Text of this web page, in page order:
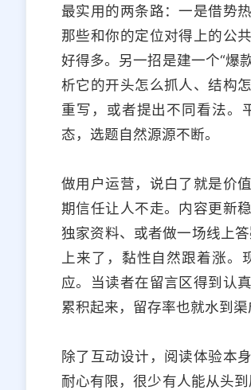
最实用的两条路：一是借势
那些和你的定位对得上的公
好得多。另一招是建一个“爆
析它的开头怎么抓人、结构
重写，或者提出不同看法。
态，选题自然源源不断。
做用户运营，说白了就是价
期信任让人不走。内容更新
独家资料、或者做一场线上
上来了，黏性自然跟着涨
应。当读者在留言区得到认
累积起来，留存率也就水到渠
除了互动设计，阅读体验本
耐心有限，很少有人能从头